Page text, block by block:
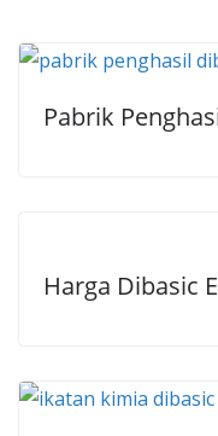
Pabrik
Harga Dibasic